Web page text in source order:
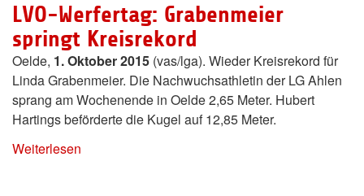
LVO-Werfertag: Grabenmeier
springt Kreisrekord
Oelde, 1. Oktober 2015 (vas/lga). Wieder Kreisrekord für
Linda Grabenmeier. Die Nachwuchsathletin der LG Ahlen
sprang am Wochenende in Oelde 2,65 Meter. Hubert
Hartings beförderte die Kugel auf 12,85 Meter.
Weiterlesen